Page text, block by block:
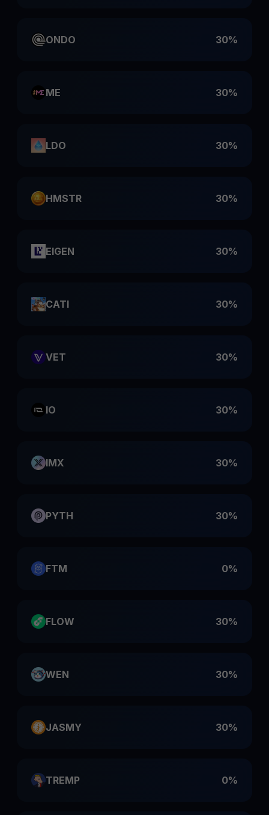
ONDO 30%
ME 30%
LDO 30%
HMSTR 30%
EIGEN 30%
CATI 30%
VET 30%
IO 30%
IMX 30%
PYTH 30%
FTM 0%
FLOW 30%
WEN 30%
JASMY 30%
TREMP 0%